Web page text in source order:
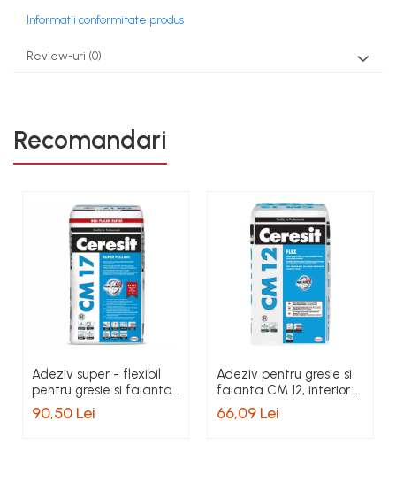
Informatii conformitate produs
Review-uri (0)
Recomandari
Adeziv super - flexibil
pentru gresie si faianta
Ceresit CM 17, interior /
exterior, gri, 25 kg
90,50 Lei
Adeziv pentru gresie si
faianta CM 12, interior /
exterior, gri, 25 kg
66,09 Lei